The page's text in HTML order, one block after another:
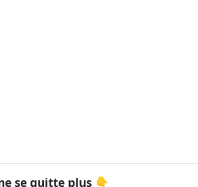
se quitte plus 👇